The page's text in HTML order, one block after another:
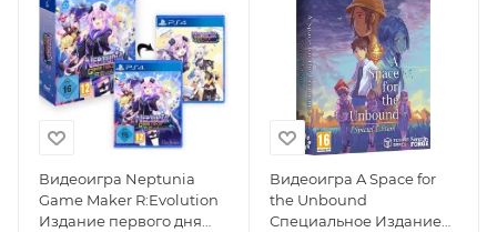
Видеоигра Neptunia
Game Maker R:Evolution
Издание первого дня
Видеоигра A Space for
the Unbound
Специальное Издание